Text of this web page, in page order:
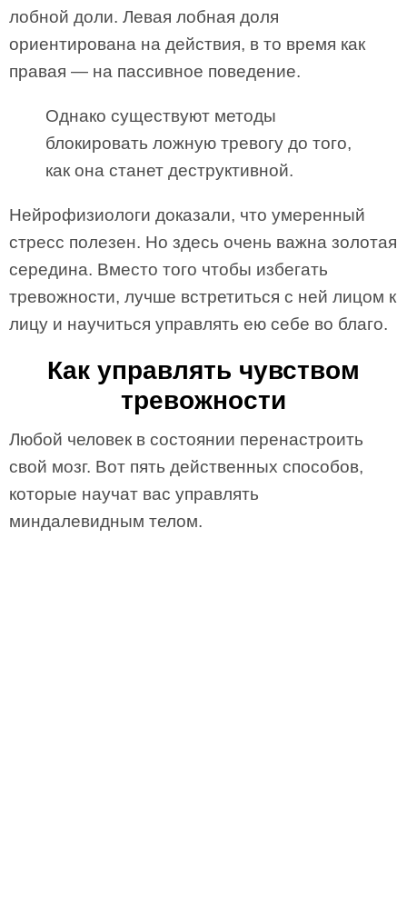
лобной доли. Левая лобная доля
ориентирована на действия, в то время как
правая — на пассивное поведение.
Однако существуют методы
блокировать ложную тревогу до того,
как она станет деструктивной.
Нейрофизиологи доказали, что умеренный
стресс полезен. Но здесь очень важна золотая
середина. Вместо того чтобы избегать
тревожности, лучше встретиться с ней лицом к
лицу и научиться управлять ею себе во благо.
Как управлять чувством
тревожности
Любой человек в состоянии перенастроить
свой мозг. Вот пять действенных способов,
которые научат вас управлять
миндалевидным телом.